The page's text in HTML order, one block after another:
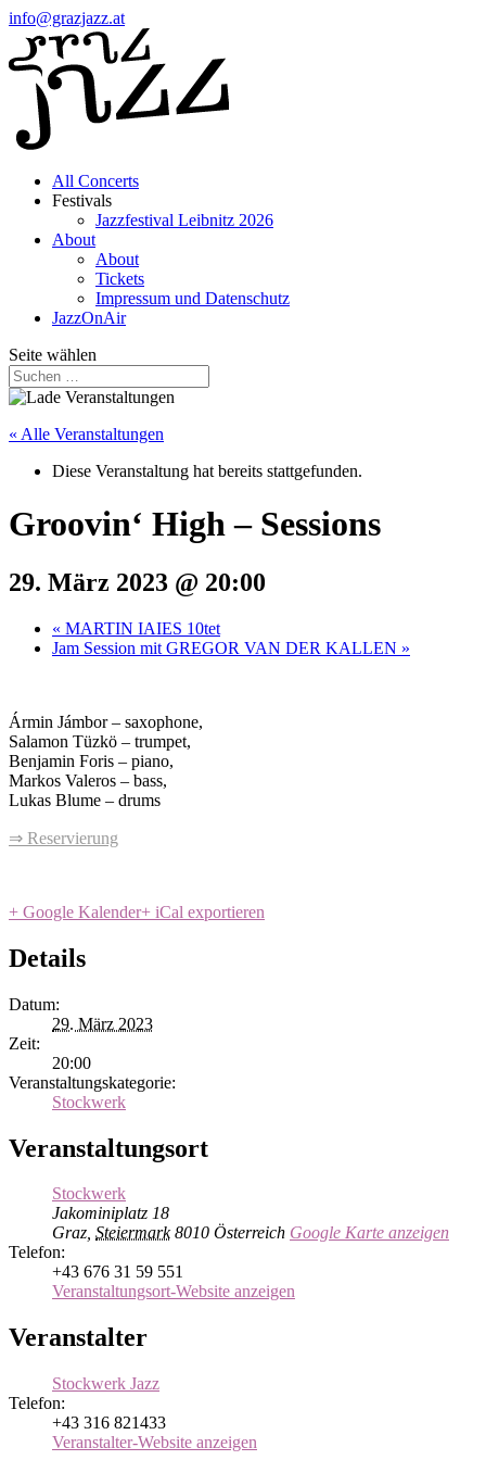
info@grazjazz.at
All Concerts
Festivals
Jazzfestival Leibnitz 2026
About
About
Tickets
Impressum und Datenschutz
JazzOnAir
Seite wählen
« Alle Veranstaltungen
Diese Veranstaltung hat bereits stattgefunden.
Groovin‘ High – Sessions
29. März 2023 @ 20:00
« MARTIN IAIES 10tet
Jam Session mit GREGOR VAN DER KALLEN »
Ármin Jámbor – saxophone,
Salamon Tüzkö – trumpet,
Benjamin Foris – piano,
Markos Valeros – bass,
Lukas Blume – drums
⇒ Reservierung
+ Google Kalender+ iCal exportieren
Details
Datum:
29. März 2023
Zeit:
20:00
Veranstaltungskategorie:
Stockwerk
Veranstaltungsort
Stockwerk
Jakominiplatz 18
Graz, Steiermark 8010 Österreich Google Karte anzeigen
Telefon:
+43 676 31 59 551
Veranstaltungsort-Website anzeigen
Veranstalter
Stockwerk Jazz
Telefon:
+43 316 821433
Veranstalter-Website anzeigen